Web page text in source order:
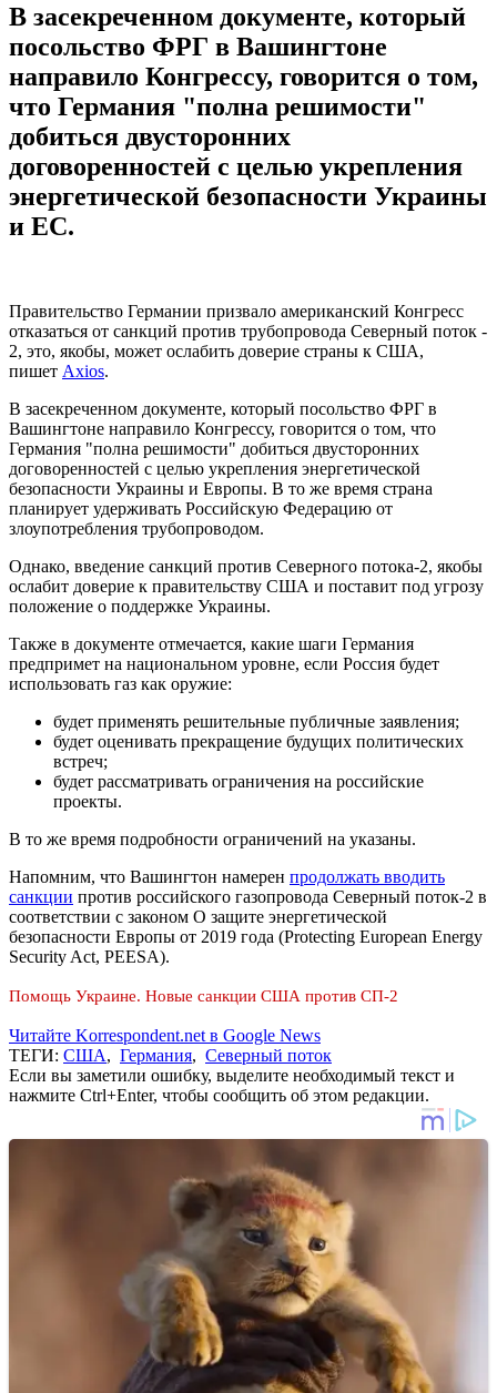
В засекреченном документе, который
посольство ФРГ в Вашингтоне
направило Конгрессу, говорится о том,
что Германия "полна решимости"
добиться двусторонних
договоренностей с целью укрепления
энергетической безопасности Украины
и ЕС.
Правительство Германии призвало американский Конгресс
отказаться от санкций против трубопровода Северный поток -
2, это, якобы, может ослабить доверие страны к США,
пишет Axios.
В засекреченном документе, который посольство ФРГ в
Вашингтоне направило Конгрессу, говорится о том, что
Германия "полна решимости" добиться двусторонних
договоренностей с целью укрепления энергетической
безопасности Украины и Европы. В то же время страна
планирует удерживать Российскую Федерацию от
злоупотребления трубопроводом.
Однако, введение санкций против Северного потока-2, якобы
ослабит доверие к правительству США и поставит под угрозу
положение о поддержке Украины.
Также в документе отмечается, какие шаги Германия
предпримет на национальном уровне, если Россия будет
использовать газ как оружие:
будет применять решительные публичные заявления;
будет оценивать прекращение будущих политических
встреч;
будет рассматривать ограничения на российские
проекты.
В то же время подробности ограничений на указаны.
Напомним, что Вашингтон намерен продолжать вводить
санкции против российского газопровода Северный поток-2 в
соответствии с законом О защите энергетической
безопасности Европы от 2019 года (Protecting European Energy
Security Act, PEESA).
Помощь Украине. Новые санкции США против СП-2
Читайте Korrespondent.net в Google News
ТЕГИ: США, Германия, Северный поток
Если вы заметили ошибку, выделите необходимый текст и
нажмите Ctrl+Enter, чтобы сообщить об этом редакции.